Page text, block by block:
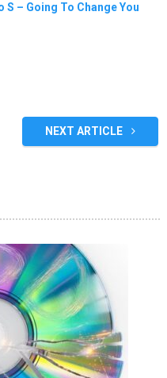
S – Going To Change You
NEXT ARTICLE